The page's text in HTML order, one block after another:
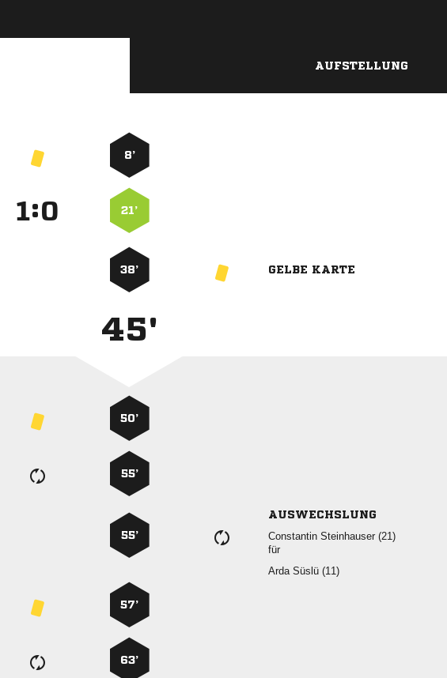
AUFSTELLUNG
8’
: 21’
38’ GELBE KARTE
45'
50’
55’
55’
AUSWECHSLUNG
  
für
  
57’
63’